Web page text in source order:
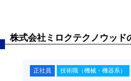
株式会社ミロクテクノウッド
正社員 技術職（機械・機器系）